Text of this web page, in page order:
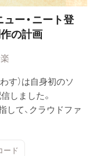
ュー・ニート登
作の計画
す）は自身初のソ
しました。
て、クラウドファ
ード